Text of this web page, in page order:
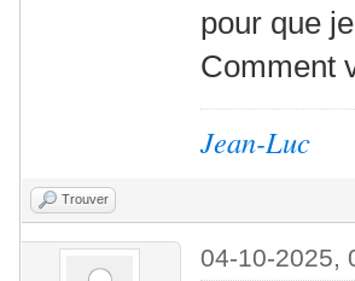
pour que
Comment
Jean-Luc
Trouver
04-10-2025,